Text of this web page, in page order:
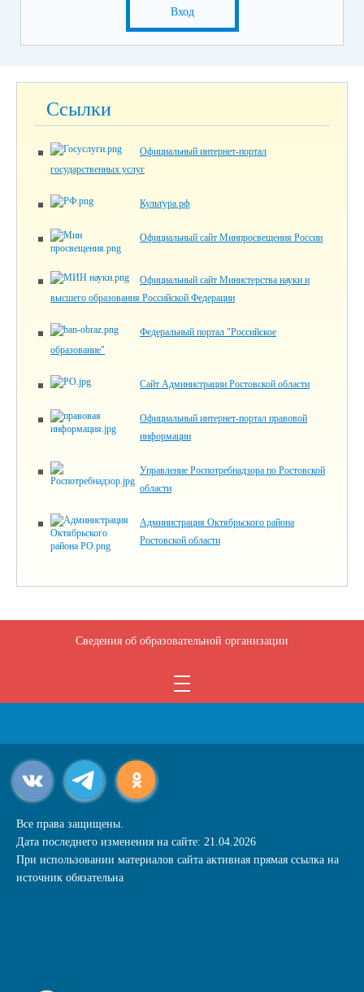
Вход
Ссылки
Официальный интернет-портал
государственных услуг
Культура.рф
Официальный сайт Минпросвещения России
Официальный сайт Министерства науки и
высшего образования Российской Федерации
Федеральный портал "Российское
образование"
Сайт Администрации Ростовской области
Официальный интернет-портал правовой
информации
Управление Роспотребнадзора по Ростовской
области
Администрация Октябрьского района
Ростовской области
Сведения об образовательной организации
Все права защищены.
Дата последнего изменения на сайте: 21.04.2026
При использовании материалов сайта активная прямая ссылка на
источник обязательна